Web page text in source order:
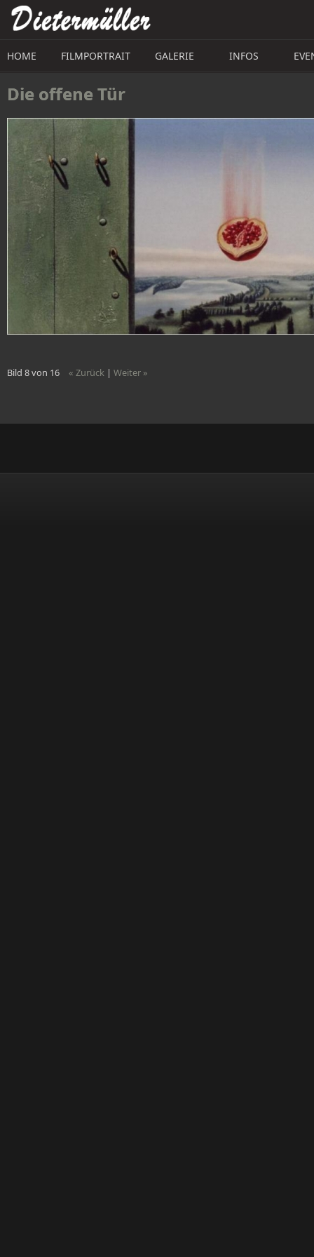
Direkt zum Inhalt
HOME FILMPORTRAIT GALERIE INFOS
Die offene Tür
Bild 8 von 16 « Zurück| Weiter »